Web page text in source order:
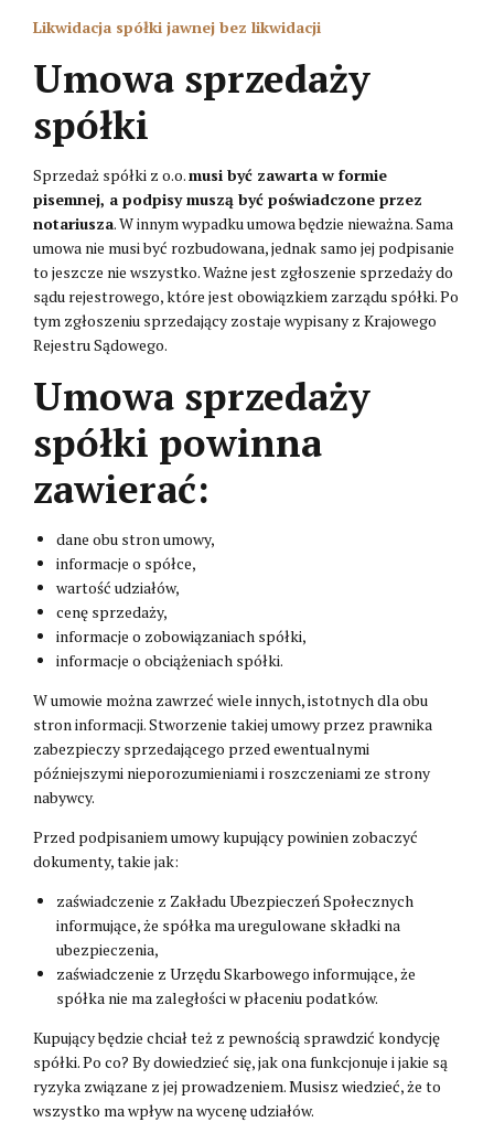
Likwidacja spółki jawnej bez likwidacji
Umowa sprzedaży
spółki
Sprzedaż spółki z o.o.musi być zawarta w formie
pisemnej, a podpisy muszą być poświadczone przez
notariusza. W innym wypadku umowa będzie nieważna. Sama
umowa nie musi być rozbudowana, jednak samo jej podpisanie
to jeszcze nie wszystko. Ważne jest zgłoszenie sprzedaży do
sądu rejestrowego, które jest obowiązkiem zarządu spółki. Po
tym zgłoszeniu sprzedający zostaje wypisany z Krajowego
Rejestru Sądowego.
Umowa sprzedaży
spółki powinna
zawierać:
dane obu stron umowy,
informacje o spółce,
wartość udziałów,
cenę sprzedaży,
informacje o zobowiązaniach spółki,
informacje o obciążeniach spółki.
W umowie można zawrzeć wiele innych, istotnych dla obu
stron informacji. Stworzenie takiej umowy przez prawnika
zabezpieczy sprzedającego przed ewentualnymi
późniejszymi nieporozumieniami i roszczeniami ze strony
nabywcy.
Przed podpisaniem umowy kupujący powinien zobaczyć
dokumenty, takie jak:
zaświadczenie z Zakładu Ubezpieczeń Społecznych
informujące, że spółka ma uregulowane składki na
ubezpieczenia,
zaświadczenie z Urzędu Skarbowego informujące, że
spółka nie ma zaległości w płaceniu podatków.
Kupujący będzie chciał też z pewnością sprawdzić kondycję
spółki. Po co? By dowiedzieć się, jak ona funkcjonuje i jakie są
ryzyka związane z jej prowadzeniem. Musisz wiedzieć, że to
wszystko ma wpływ na wycenę udziałów.